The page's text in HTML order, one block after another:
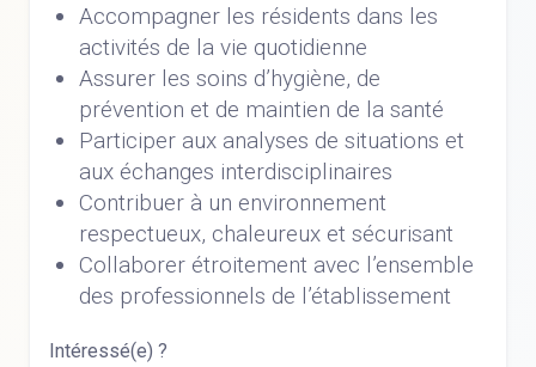
Accompagner les résidents dans les
activités de la vie quotidienne
Assurer les soins d’hygiène, de
prévention et de maintien de la santé
Participer aux analyses de situations et
aux échanges interdisciplinaires
Contribuer à un environnement
respectueux, chaleureux et sécurisant
Collaborer étroitement avec l’ensemble
des professionnels de l’établissement
Intéressé(e) ?